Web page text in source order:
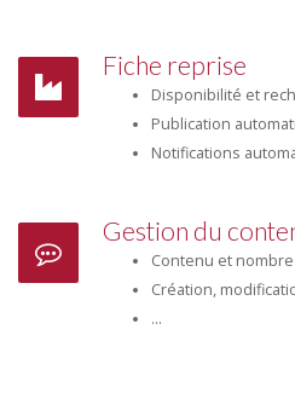
Fiche reprise
Disponibilité et
Publication
Notifications
Gestion du
Contenu et
Création,
...